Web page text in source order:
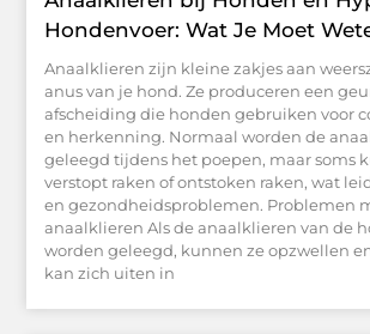
Hondenvoer: Wat Je Moet
Anaalklieren zijn kleine zakjes aan
anus van je hond. Ze produceren een
afscheiding die honden gebruiken voor
en herkenning. Normaal worden de
geleegd tijdens het poepen, maar soms
verstopt raken of ontstoken raken, wat
en gezondheidsproblemen. Problemen
anaalklieren Als de anaalklieren van de
worden geleegd, kunnen ze opzwellen
kan zich uiten in